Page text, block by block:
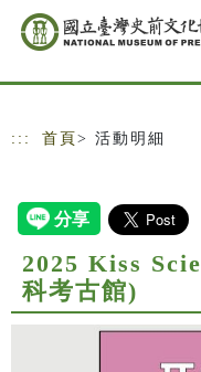
跳到主要內容
網站導覽
::: 首頁 > 活動明細
2025 Kiss
科考古館)